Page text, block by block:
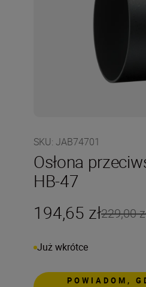
SKU: JAB74701
Osłona
HB-47
194,65 zł229,00
Już wkrótce
POWIADOM,